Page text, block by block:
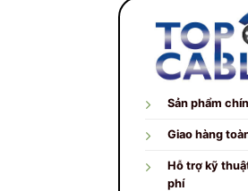
Sản phẩm
Giao hàng
Hỗ trợ kỹ
phí